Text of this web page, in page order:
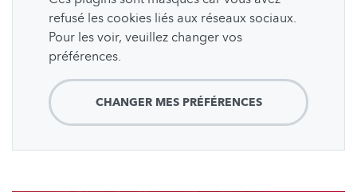
refusé les cookies liés aux réseaux sociaux.
Pour les voir, veuillez changer vos
préférences.
CHANGER MES PRÉFÉRENCES